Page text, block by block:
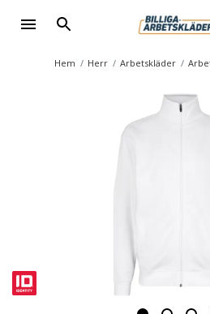
Hem Herr Arbetskläder